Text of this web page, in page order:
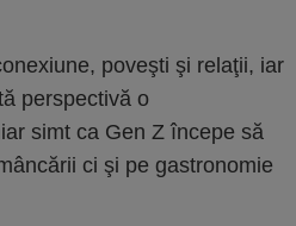
poveşti şi relaţii, iar
perspectivă o
simt ca Gen Z începe să
ci şi pe gastronomie